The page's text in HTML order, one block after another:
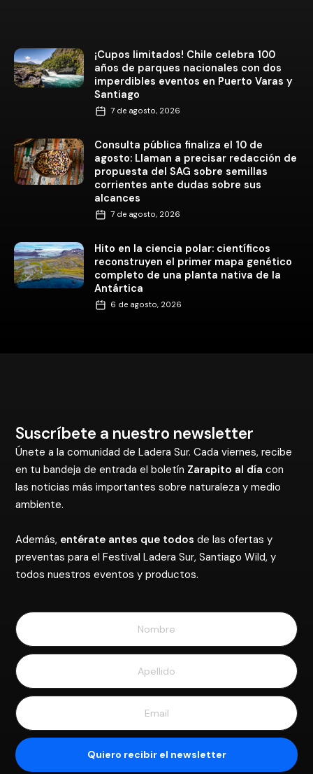
¡Cupos limitados! Chile celebra 100
años de parques nacionales con dos
imperdibles eventos en Puerto Varas y
Santiago
7 de agosto, 2026
Consulta pública finaliza el 10 de
agosto: Llaman a precisar redacción de
propuesta del SAG sobre semillas
corrientes ante dudas sobre sus
alcances
7 de agosto, 2026
Hito en la ciencia polar: científicos
reconstruyen el primer mapa genético
completo de una planta nativa de la
Antártica
6 de agosto, 2026
Suscríbete a nuestro newsletter
Únete a la comunidad de Ladera Sur. Cada viernes, recibe
en tu bandeja de entrada el boletín Zarapito al día con
las noticias más importantes sobre naturaleza y medio
ambiente.
Además, entérate antes que todos de las ofertas y
preventas para el Festival Ladera Sur, Santiago Wild, y
todos nuestros eventos y productos.